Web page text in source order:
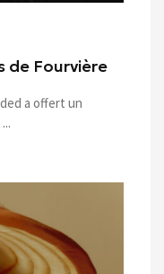
de Fourvière
a offert un